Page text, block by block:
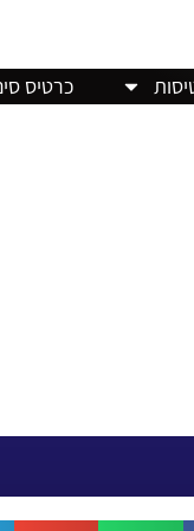
כרטיס